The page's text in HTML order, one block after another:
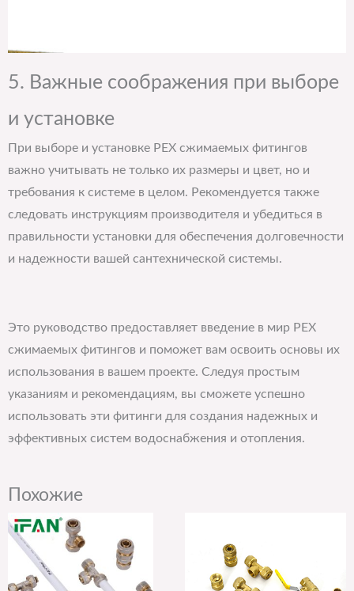
5. Важные соображения при выборе
и установке
При выборе и установке PEX сжимаемых фитингов
важно учитывать не только их размеры и цвет, но и
требования к системе в целом. Рекомендуется также
следовать инструкциям производителя и убедиться в
правильности установки для обеспечения долговечности
и надежности вашей сантехнической системы.
Это руководство предоставляет введение в мир PEX
сжимаемых фитингов и поможет вам освоить основы их
использования в вашем проекте. Следуя простым
указаниям и рекомендациям, вы сможете успешно
использовать эти фитинги для создания надежных и
эффективных систем водоснабжения и отопления.
Похожие